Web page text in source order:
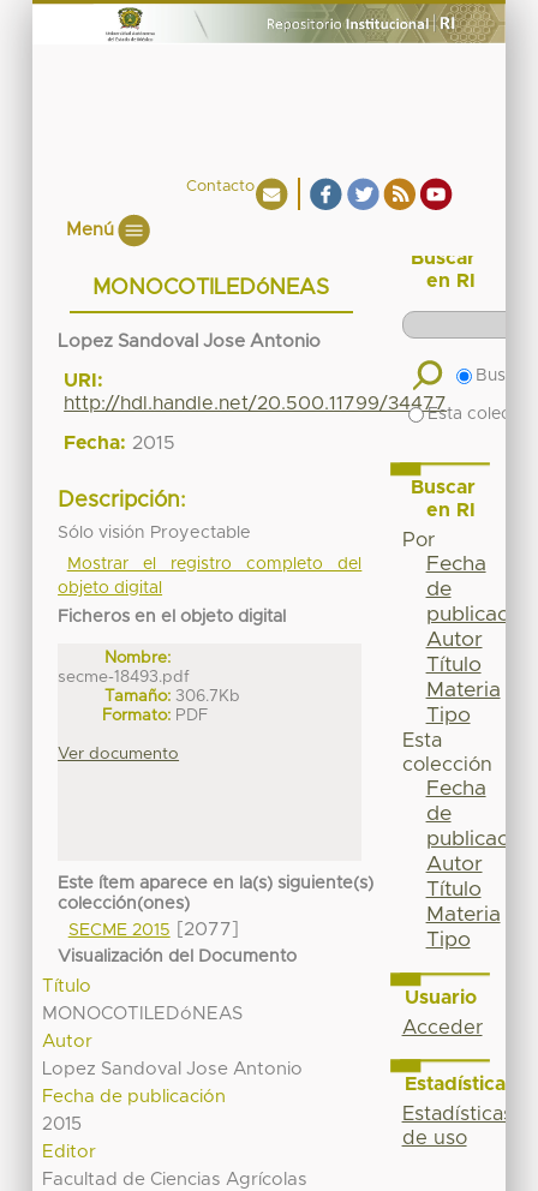
Contacto
Menú
MONOCOTILEDóNEAS
Lopez Sandoval Jose Antonio
URI:
http://hdl.handle.net/20.500.11799/34477
Fecha: 2015
Descripción:
Sólo visión Proyectable
Mostrar el registro completo del
objeto digital
Ficheros en el objeto digital
Nombre:
secme-18493.pdf
Tamaño: 306.7Kb
Formato: PDF
Ver documento
Este ítem aparece en la(s) siguiente(s)
colección(ones)
SECME 2015
[2077]
Visualización del Documento
Título
MONOCOTILEDóNEAS
Autor
Lopez Sandoval Jose Antonio
Fecha de publicación
2015
Editor
Facultad de Ciencias Agrícolas
Buscar
en RI
Buscar
Esta
Buscar
en RI
Por
Fecha
de
publicación
Autor
Título
Materia
Tipo
Esta
colección
Fecha
de
publicación
Autor
Título
Materia
Tipo
Usuario
Acceder
Estadísticas
Estadísticas
de uso